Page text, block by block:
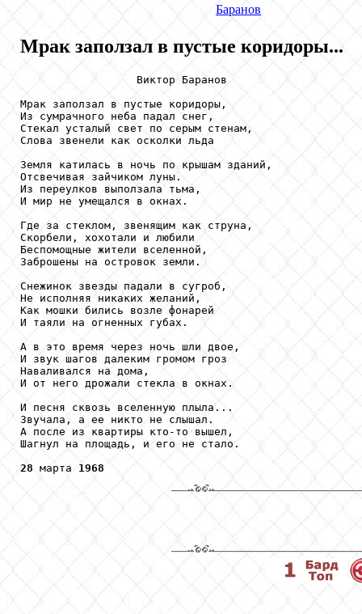
Баранов
Мрак заползал в пустые коридоры...
                  Виктор Баранов
Мрак заползал в пустые коридоры,
Из сумрачного неба падал снег,
Стекал усталый свет по серым стенам,
Слова звенели как осколки льда
Земля катилась в ночь по крышам зданий,
Отсвечивая зайчиком луны.
Из переулков выползала тьма,
И мир не умещался в окнах.
Где за стеклом, звенящим как струна,
Скорбели, хохотали и любили
Беспомощные жители вселенной,
Заброшены на островок земли.
Снежинок звезды падали в сугроб,
Не исполняя никаких желаний,
Как мошки бились возле фонарей
И таяли на огненных губах.
А в это время через ночь шли двое,
И звук шагов далеким громом гроз
Наваливался на дома,
И от него дрожали стекла в окнах.
И песня сквозь вселенную плыла...
Звучала, а ее никто не слышал.
А после из квартиры кто-то вышел,
Шагнул на площадь, и его не стало.
28 марта 1968